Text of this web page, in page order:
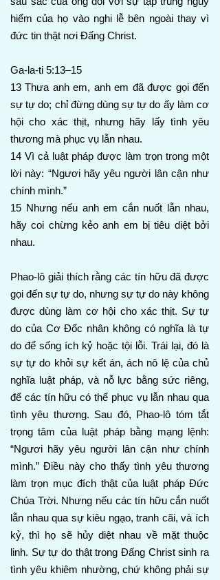
hiểm của họ vào nghi lễ bên ngoài thay vì
đức tin thật nơi Đấng Christ.
Ga-la-ti 5:13–15
13 Thưa anh em, anh em đã được gọi đến
sự tự do; chỉ đừng dùng sự tự do ấy làm cơ
hội cho xác thịt, nhưng hãy lấy tình yêu
thương mà phục vụ lẫn nhau.
14 Vì cả luật pháp được làm trọn trong một
lời này: “Ngươi hãy yêu người lân cận như
chính mình.”
15 Nhưng nếu anh em cắn nuốt lẫn nhau,
hãy coi chừng kẻo anh em bị tiêu diệt bởi
nhau.
Phao-lô giải thích rằng các tín hữu đã được
gọi đến sự tự do, nhưng sự tự do này không
được dùng làm cơ hội cho xác thịt. Sự tự
do của Cơ Đốc nhân không có nghĩa là tự
do để sống ích kỷ hoặc tội lỗi. Trái lại, đó là
sự tự do khỏi sự kết án, ách nô lệ của chủ
nghĩa luật pháp, và nỗ lực bằng sức riêng,
để các tín hữu có thể phục vụ lẫn nhau qua
tình yêu thương. Sau đó, Phao-lô tóm tắt
trọng tâm của luật pháp bằng mạng lệnh:
“Ngươi hãy yêu người lân cận như chính
mình.” Điều này cho thấy tình yêu thương
làm trọn mục đích thật của luật pháp Đức
Chúa Trời. Nhưng nếu các tín hữu cắn nuốt
lẫn nhau qua sự kiêu ngạo, tranh cãi, và ích
kỷ, thì họ sẽ hủy diệt nhau về mặt thuộc
linh. Sự tự do thật trong Đấng Christ sinh ra
tình yêu khiêm nhường, chứ không phải sự